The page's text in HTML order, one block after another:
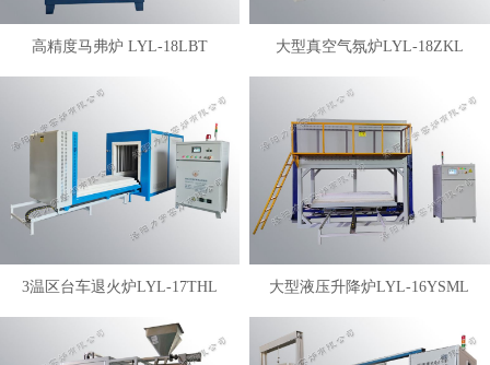
高精度马弗炉 LYL-18LBT 大型真空气氛炉LYL-18ZKL
3温区台车退火炉LYL-17THL 大型液压升降炉LYL-16YSML